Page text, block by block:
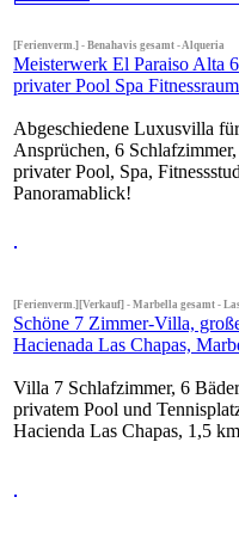
[Ferienverm.] - Benahavis gesamt - Alqueria
Meisterwerk El Paraiso Alta
privater Pool Spa
Abgeschiedene Luxusvilla
Ansprüchen, 6
privater Pool, Spa,
Panoramablick!
[Ferienverm.][Verkauf] - Marbella gesamt -
Schöne 7 Zimmer-Villa,
Hacienada Las Chapas,
Villa 7 Schlafzimmer, 6
privatem Pool und
Hacienda Las Chapas, 1,5